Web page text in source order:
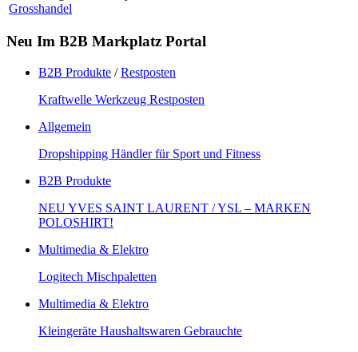
Grosshandel
Neu Im B2B Markplatz Portal
B2B Produkte /Restposten
Kraftwelle Werkzeug Restposten
Allgemein
Dropshipping Händler für Sport und Fitness
B2B Produkte
NEU YVES SAINT LAURENT / YSL – MARKEN
POLOSHIRT!
Multimedia & Elektro
Logitech Mischpaletten
Multimedia & Elektro
Kleingeräte Haushaltswaren Gebrauchte